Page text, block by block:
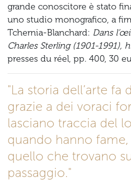
grande conoscitore è stato
uno studio monografico, a
Tchernia-Blanchard: Dans
Charles Sterling (1901-1991),
presses du réel, pp. 400, 30
"La storia dell’arte fa
grazie a dei voraci
lasciano traccia del
quando hanno
quello che trovano
passaggio."